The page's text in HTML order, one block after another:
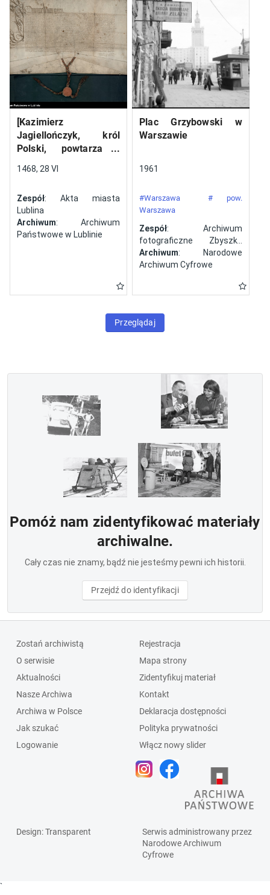
[Kazimierz
Jagiellończyk, król
Polski, powtarza i
wystawiony w Lublinie,
Jana ze Szczekocin,
starostę
1468, 28 VI
Zespół: Akta miasta
Lublina
Archiwum: Archiwum
Państwowe w Lublinie
Plac Grzybowski w
Warszawie
1961
#Warszawa
# pow.
Warszawa
Zespół: Archiwum
fotograficzne Zbyszka
Siemaszki
Archiwum: Narodowe
Archiwum Cyfrowe
Przeglądaj
Pomóż nam zidentyfikować materiały
archiwalne.
Cały czas nie znamy, bądź nie jesteśmy pewni ich historii.
Przejdź do identyfikacji
Zostań archiwistą
O serwisie
Aktualności
Nasze Archiwa
Archiwa w Polsce
Jak szukać
Logowanie
Rejestracja
Mapa strony
Zidentyfikuj materiał
Kontakt
Deklaracja dostępności
Polityka prywatności
Włącz nowy slider
Design: Transparent
Serwis administrowany przez
Narodowe Archiwum
Cyfrowe
`